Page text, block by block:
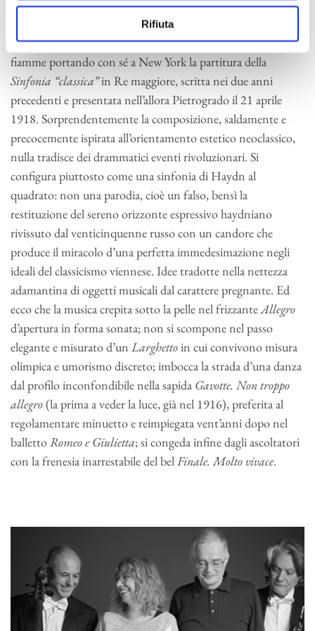
Rifiuta
popolare.
Nel 1918 il giovane Sergej Prokof’ev lascia la Russia in
fiamme portando con sé a New York la partitura della
Sinfonia “classica”in Re maggiore, scritta nei due anni
precedenti e presentata nell’allora Pietrogrado il 21 aprile
1918. Sorprendentemente la composizione, saldamente e
precocemente ispirata all’orientamento estetico neoclassico,
nulla tradisce dei drammatici eventi rivoluzionari. Si
configura piuttosto come una sinfonia di Haydn al
quadrato: non una parodia, cioè un falso, bensì la
restituzione del sereno orizzonte espressivo haydniano
rivissuto dal venticinquenne russo con un candore che
produce il miracolo d’una perfetta immedesimazione negli
ideali del classicismo viennese. Idee tradotte nella nettezza
adamantina di oggetti musicali dal carattere pregnante. Ed
ecco che la musica crepita sotto la pelle nel frizzanteAllegro
d’apertura in forma sonata; non si scompone nel passo
elegante e misurato d’un Larghettoin cui convivono misura
olimpica e umorismo discreto; imbocca la strada d’una danza
dal profilo inconfondibile nella sapida Gavotte. Non troppo
allegro(la prima a veder la luce, già nel 1916), preferita al
regolamentare minuetto e reimpiegata vent’anni dopo nel
ballettoRomeo e Giulietta; si congeda infine dagli ascoltatori
con la frenesia inarrestabile del belFinale. Molto vivace.